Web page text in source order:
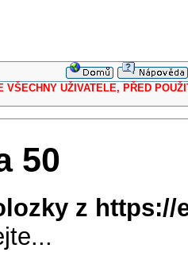
UŽIVATELE, PŘED
50
z https://